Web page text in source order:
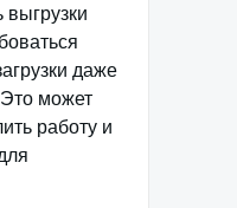
выгрузки
даже
может
работу и